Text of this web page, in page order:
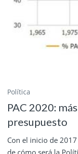
Política
PAC 2020:
presupuesto
Con el inicio de
de cómo será la